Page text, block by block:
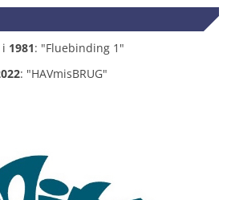
i 1981: "Fluebinding 1"
: "HAVmisBRUG"